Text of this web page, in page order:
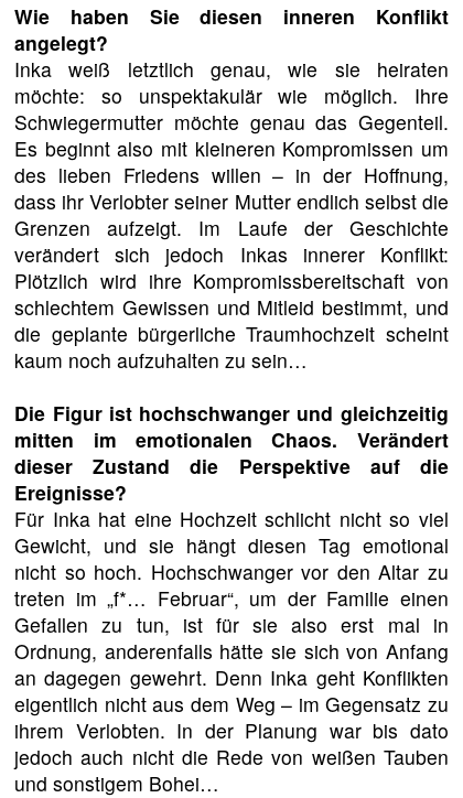
Wie haben Sie diesen inneren Konflikt
angelegt?
Inka weiß letztlich genau, wie sie heiraten
möchte: so unspektakulär wie möglich. Ihre
Schwiegermutter möchte genau das Gegenteil.
Es beginnt also mit kleineren Kompromissen um
des lieben Friedens willen – in der Hoffnung,
dass ihr Verlobter seiner Mutter endlich selbst die
Grenzen aufzeigt. Im Laufe der Geschichte
verändert sich jedoch Inkas innerer Konflikt:
Plötzlich wird ihre Kompromissbereitschaft von
schlechtem Gewissen und Mitleid bestimmt, und
die geplante bürgerliche Traumhochzeit scheint
kaum noch aufzuhalten zu sein…
Die Figur ist hochschwanger und gleichzeitig
mitten im emotionalen Chaos. Verändert
dieser Zustand die Perspektive auf die
Ereignisse?
Für Inka hat eine Hochzeit schlicht nicht so viel
Gewicht, und sie hängt diesen Tag emotional
nicht so hoch. Hochschwanger vor den Altar zu
treten im „f*… Februar“, um der Familie einen
Gefallen zu tun, ist für sie also erst mal in
Ordnung, anderenfalls hätte sie sich von Anfang
an dagegen gewehrt. Denn Inka geht Konflikten
eigentlich nicht aus dem Weg – im Gegensatz zu
ihrem Verlobten. In der Planung war bis dato
jedoch auch nicht die Rede von weißen Tauben
und sonstigem Bohei…